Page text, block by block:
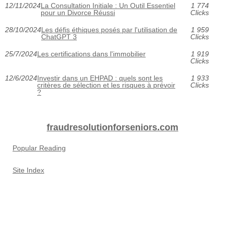
12/11/2024La Consultation Initiale : Un Outil Essentiel
pour un Divorce Réussi
1 774
Clicks
28/10/2024Les défis éthiques posés par l'utilisation de
ChatGPT 3
1 959
Clicks
25/7/2024Les certifications dans l'immobilier
1 919
Clicks
12/6/2024Investir dans un EHPAD : quels sont les
critères de sélection et les risques à prévoir
?
1 933
Clicks
fraudresolutionforseniors.com
Popular Reading
Site Index